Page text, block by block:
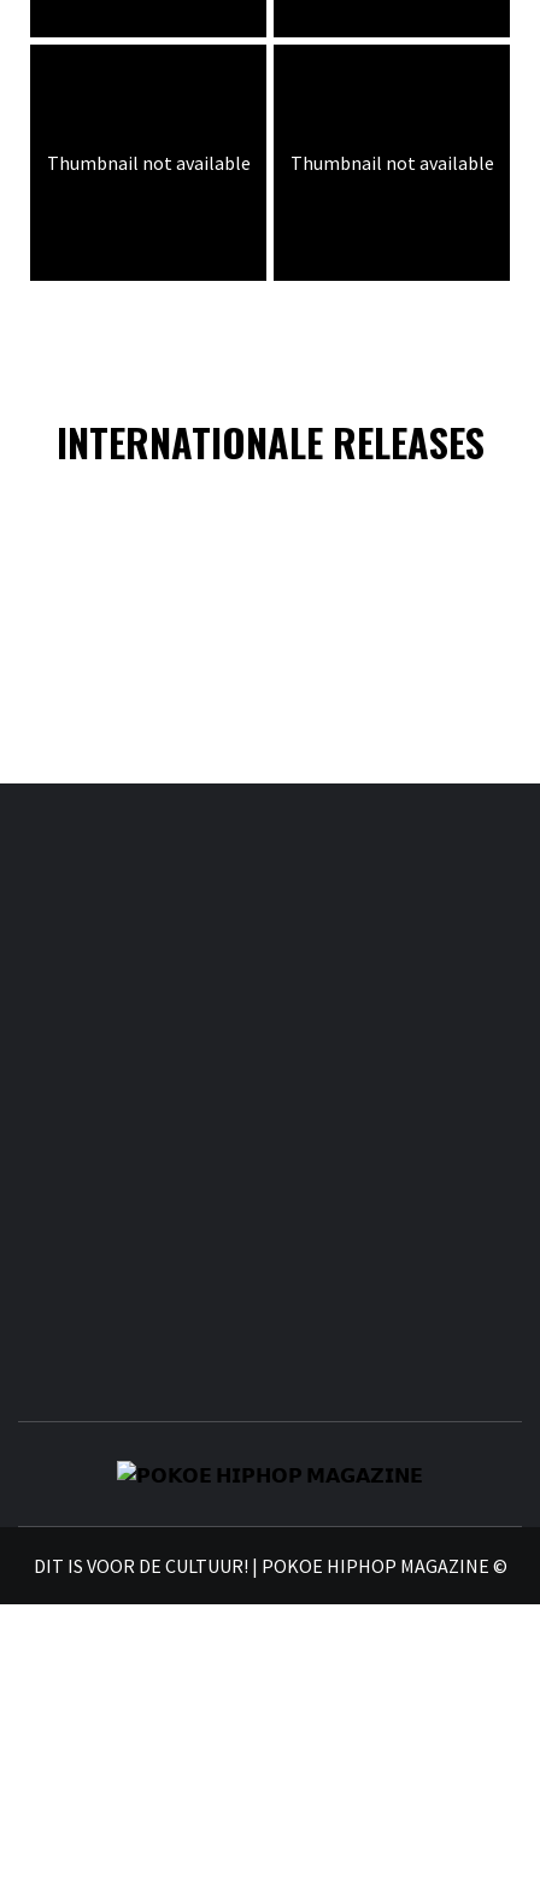
Thumbnail not available Thumbnail not available
INTERNATIONALE RELEASES
DIT IS VOOR DE CULTUUR! | POKOE HIPHOP MAGAZINE ©